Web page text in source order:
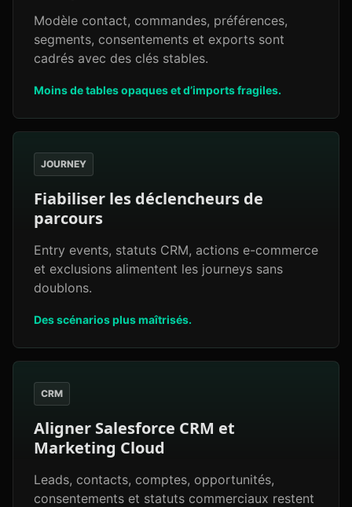
Modèle contact, commandes, préférences,
segments, consentements et exports sont
cadrés avec des clés stables.
Moins de tables opaques et d’imports fragiles.
JOURNEY
Fiabiliser les déclencheurs de
parcours
Entry events, statuts CRM, actions e-commerce
et exclusions alimentent les journeys sans
doublons.
Des scénarios plus maîtrisés.
CRM
Aligner Salesforce CRM et
Marketing Cloud
Leads, contacts, comptes, opportunités,
consentements et statuts commerciaux restent